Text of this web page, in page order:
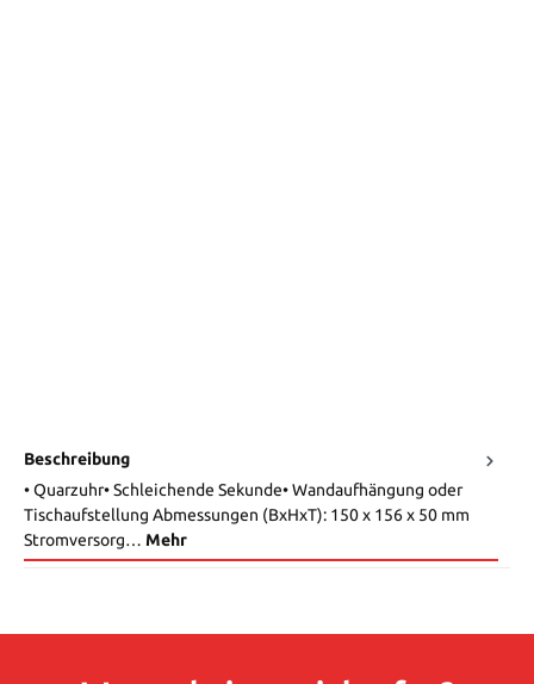
Beschreibung
• Quarzuhr• Schleichende Sekunde• Wandaufhängung oder
Tischaufstellung Abmessungen (BxHxT): 150 x 156 x 50 mm
Stromversorg… Mehr